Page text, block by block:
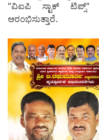
“ವಿಐಪಿ ಸ್ಟಾಕ್ ಟಿಪ್ಸ್”
ಆರಂಭಿಸುತ್ತಾರೆ.